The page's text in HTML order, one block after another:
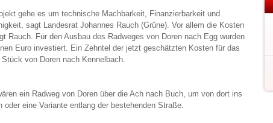
gehe es um technische Machbarkeit, Finanzierbarkeit und
sagt Landesrat Johannes Rauch (Grüne). Vor allem die Kosten
Rauch. Für den Ausbau des Radweges von Doren nach Egg wurden
Euro investiert. Ein Zehntel der jetzt geschätzten Kosten für das
von Doren nach Kennelbach.
ein Radweg von Doren über die Ach nach Buch, um von dort ins
oder eine Variante entlang der bestehenden Straße.